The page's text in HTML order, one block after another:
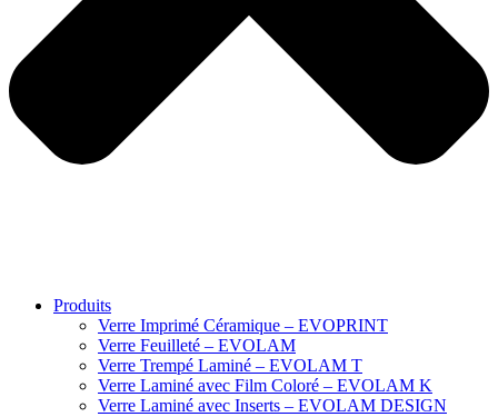
Produits
Verre Imprimé Céramique – EVOPRINT
Verre Feuilleté – EVOLAM
Verre Trempé Laminé – EVOLAM T
Verre Laminé avec Film Coloré – EVOLAM K
Verre Laminé avec Inserts – EVOLAM DESIGN